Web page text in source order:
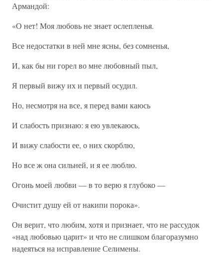
Армандой:
«О нет! Моя любовь не знает ослепленья.
Все недостатки в ней мне ясны, без сомненья,
И, как бы ни горел во мне любовный пыл,
Я первый вижу их и первый осудил.
Но, несмотря на все, я перед вами каюсь
И слабость признаю: я ею увлекаюсь,
И вижу слабости ее, о них скорблю,
Но все ж она сильней, и я ее люблю.
Огонь моей любви — в то верю я глубоко —
Очистит душу ей от накипи порока».
Он верит, что любим, хотя и признает, что не рассудок
«над любовью царит» и что не слишком благоразумно
надеяться на исправление Селимены.